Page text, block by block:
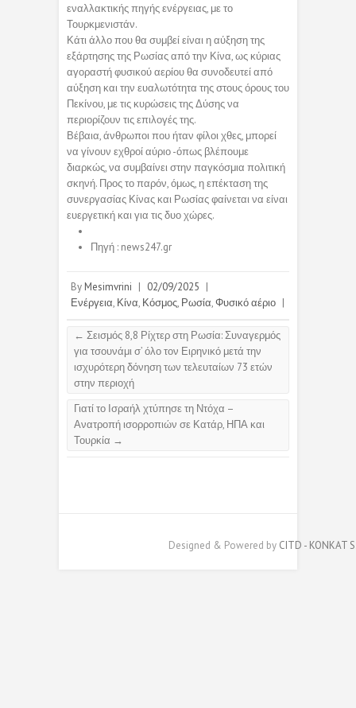
εναλλακτικής πηγής ενέργειας, με το
Τουρκμενιστάν.
Κάτι άλλο που θα συμβεί είναι η αύξηση της
εξάρτησης της Ρωσίας από την Κίνα, ως κύριας
αγοραστή φυσικού αερίου θα συνοδευτεί από
αύξηση και την ευαλωτότητα της στους όρους του
Πεκίνου, με τις κυρώσεις της Δύσης να
περιορίζουν τις επιλογές της.
Βέβαια, άνθρωποι που ήταν φίλοι χθες, μπορεί
να γίνουν εχθροί αύριο -όπως βλέπουμε
διαρκώς, να συμβαίνει στην παγκόσμια πολιτική
σκηνή. Προς το παρόν, όμως, η επέκταση της
συνεργασίας Κίνας και Ρωσίας φαίνεται να είναι
ευεργετική και για τις δυο χώρες.
Πηγή : news247.gr
By Mesimvrini | 02/09/2025 |
Ενέργεια, Κίνα, Κόσμος, Ρωσία,Φυσικό αέριο |
← Σεισμός 8,8 Ρίχτερ στη Ρωσία: Συναγερμός
για τσουνάμι σ’ όλο τον Ειρηνικό μετά την
ισχυρότερη δόνηση των τελευταίων 73 ετών
στην περιοχή
Γιατί το Ισραήλ χτύπησε τη Ντόχα –
Ανατροπή ισορροπιών σε Κατάρ, ΗΠΑ και
Τουρκία →
Designed & Powered by CITD - KONKAT